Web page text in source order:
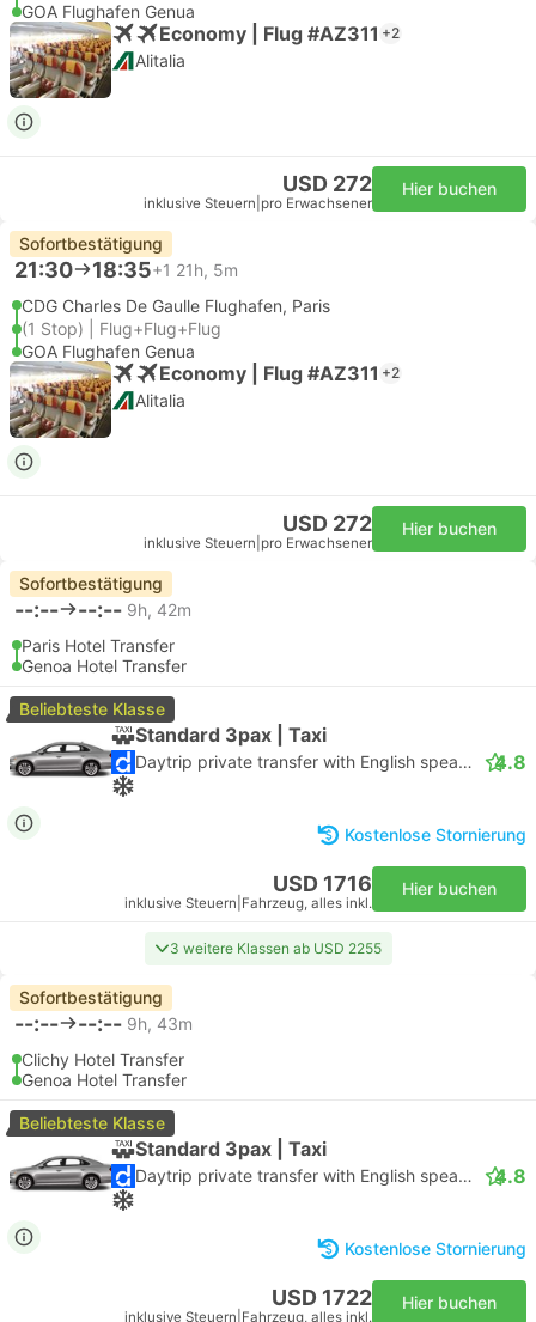
GOA Flughafen Genua
Economy | Flug #AZ311 +2
Alitalia
USD 272
inklusive Steuern pro Erwachsener
Hier buchen
Sofortbestätigung
21:30 18:35+1 21h, 5m
CDG Charles De Gaulle Flughafen, Paris
(1 Stop) | Flug+Flug+Flug
GOA Flughafen Genua
Economy | Flug #AZ311 +2
Alitalia
USD 272
inklusive Steuern pro Erwachsener
Hier buchen
Sofortbestätigung
--:-- --:-- 9h, 42m
Paris Hotel Transfer
Genoa Hotel Transfer
Beliebteste Klasse
Standard 3pax | Taxi
Daytrip private transfer with English speaking driver 4.8
Kostenlose Stornierung
USD 1716
inklusive Steuern Fahrzeug, alles inkl.
Hier buchen
3 weitere Klassen ab USD 2255
Sofortbestätigung
--:-- --:-- 9h, 43m
Clichy Hotel Transfer
Genoa Hotel Transfer
Beliebteste Klasse
Standard 3pax | Taxi
Daytrip private transfer with English speaking driver 4.8
Kostenlose Stornierung
USD 1722
inklusive Steuern Fahrzeug, alles inkl.
Hier buchen